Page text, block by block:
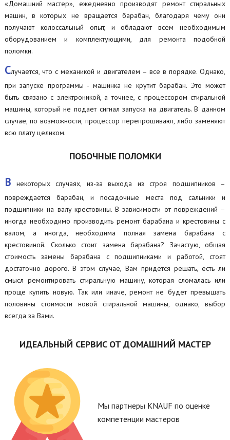
«Домашний мастер», ежедневно производят ремонт стиральных
машин, в которых не вращается барабан, благодаря чему они
получают колоссальный опыт, и обладают всем необходимым
оборудованием и комплектующими, для ремонта подобной
поломки.
Случается, что с механикой и двигателем – все в порядке. Однако,
при запуске программы - машинка не крутит барабан. Это может
быть связано с электроникой, а точнее, с процессором стиральной
машины, который не подает сигнал запуска на двигатель. В данном
случае, по возможности, процессор перепрошивают, либо заменяют
всю плату целиком.
ПОБОЧНЫЕ ПОЛОМКИ
В некоторых случаях, из-за выхода из строя подшипников –
повреждается барабан, и посадочные места под сальники и
подшипники на валу крестовины. В зависимости от повреждений –
иногда необходимо производить ремонт барабана и крестовины с
валом, а иногда, необходима полная замена барабана с
крестовиной. Сколько стоит замена барабана? Зачастую, общая
стоимость замены барабана с подшипниками и работой, стоят
достаточно дорого. В этом случае, Вам придется решать, есть ли
смысл ремонтировать стиральную машину, которая сломалась или
проще купить новую. Так или иначе, ремонт не будет превышать
половины стоимости новой стиральной машины, однако, выбор
всегда за Вами.
ИДЕАЛЬНЫЙ СЕРВИС ОТ ДОМАШНИЙ МАСТЕР
Мы партнеры KNAUF по оценке
компетенции мастеров